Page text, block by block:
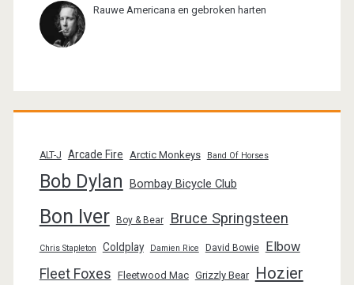
Rauwe Americana en gebroken harten
ALT-J Arcade Fire Arctic Monkeys Band Of Horses
Bob Dylan Bombay Bicycle Club
Bon Iver Boy & Bear Bruce Springsteen
Chris Stapleton Coldplay Damien Rice David Bowie Elbow
Fleet Foxes Fleetwood Mac Grizzly Bear Hozier